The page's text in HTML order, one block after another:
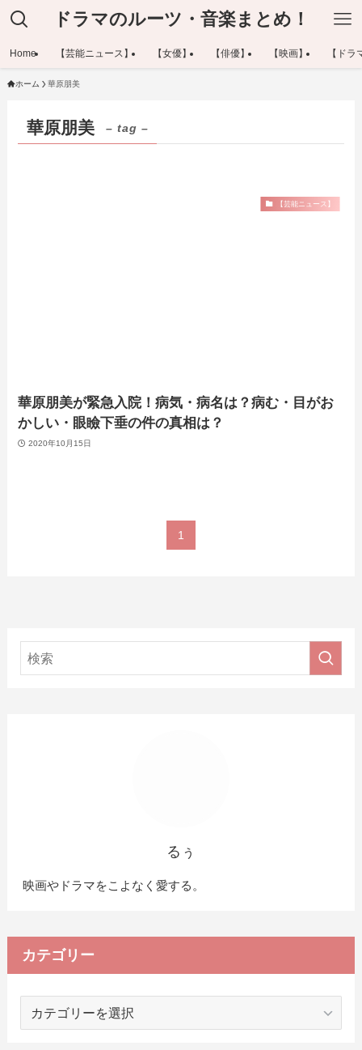
ドラマのルーツ・音楽まとめ！
Home 【芸能ニュース】 【女優】 【俳優】 【映画】 【ドラ
ホーム 華原朋美
華原朋美 – tag –
【芸能ニュース】
華原朋美が緊急入院！病気・病名は？病む・目がお
かしい・眼瞼下垂の件の真相は？
2020年10月15日
1
るぅ
映画やドラマをこよなく愛する。
カテゴリー